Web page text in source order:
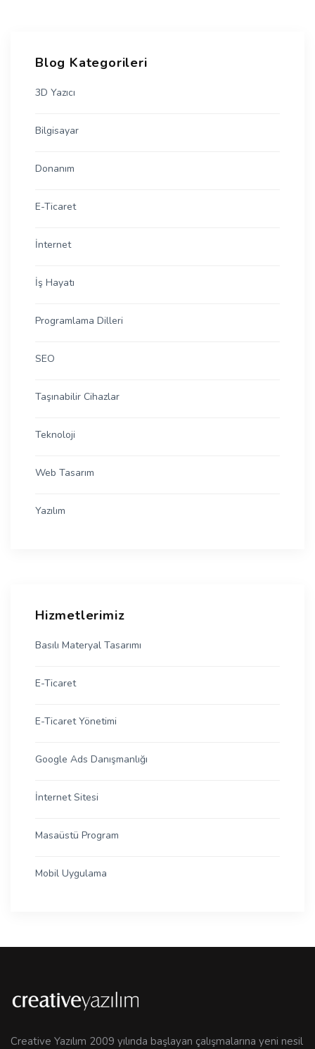
Blog Kategorileri
3D Yazıcı
Bilgisayar
Donanım
E-Ticaret
İnternet
İş Hayatı
Programlama Dilleri
SEO
Taşınabilir Cihazlar
Teknoloji
Web Tasarım
Yazılım
Hizmetlerimiz
Basılı Materyal Tasarımı
E-Ticaret
E-Ticaret Yönetimi
Google Ads Danışmanlığı
İnternet Sitesi
Masaüstü Program
Mobil Uygulama
Creative Yazılım 2009 yılında başlayan çalışmalarına yeni nesil